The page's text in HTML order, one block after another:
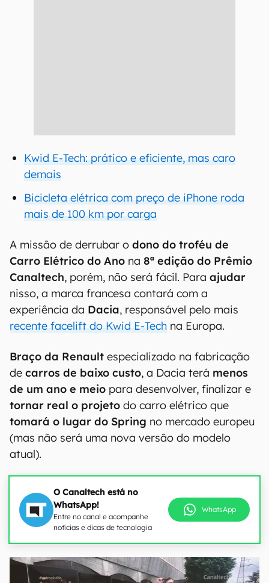
Kwid E-Tech: prático e eficiente, mas caro
demais
Bicicleta elétrica com preço de iPhone roda
mais de 100 km por carga
A missão de derrubar o dono do troféu de
Carro Elétrico do Ano na 8ª edição do Prêmio
Canaltech, porém, não será fácil. Para ajudar
nisso, a marca francesa contará com a
experiência da Dacia, responsável pelo mais
recente facelift do Kwid E-Tech na Europa.
Braço da Renault especializado na fabricação
de carros de baixo custo, a Dacia terá menos
de um ano e meio para desenvolver, finalizar e
tornar real o projeto do carro elétrico que
tomará o lugar do Spring no mercado europeu
(mas não será uma nova versão do modelo
atual).
O Canaltech está no
WhatsApp!
Entre no canal e acompanhe
notícias e dicas de tecnologia
WhatsApp